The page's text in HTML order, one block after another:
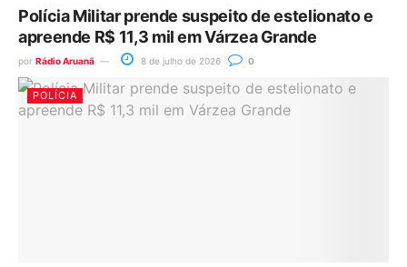
Polícia Militar prende suspeito de estelionato e
apreende R$ 11,3 mil em Várzea Grande
por Rádio Aruanã 8 de julho de 2026 0
POLÍCIA